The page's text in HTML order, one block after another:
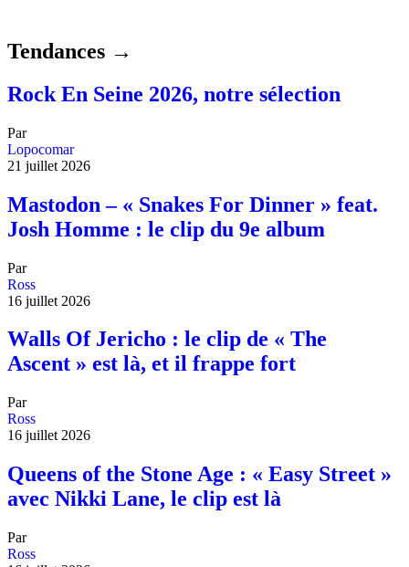
Tendances →
Rock En Seine 2026, notre sélection
Par
Lopocomar
21 juillet 2026
Mastodon – « Snakes For Dinner » feat.
Josh Homme : le clip du 9e album
Par
Ross
16 juillet 2026
Walls Of Jericho : le clip de « The
Ascent » est là, et il frappe fort
Par
Ross
16 juillet 2026
Queens of the Stone Age : « Easy Street »
avec Nikki Lane, le clip est là
Par
Ross